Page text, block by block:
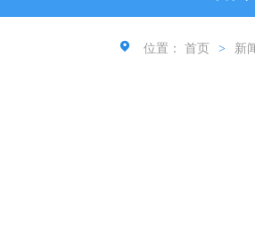
位置： 首页 > 新